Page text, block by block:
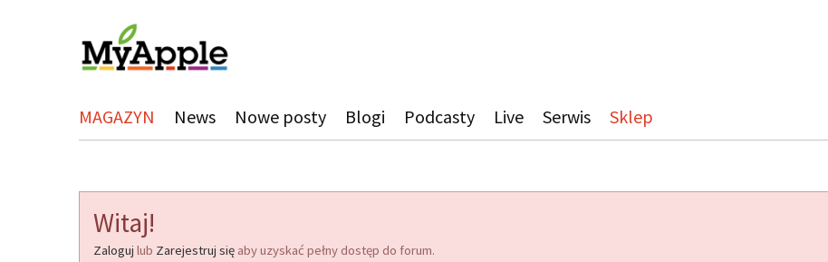
MAGAZYN News Nowe posty Blogi Podcasty Live Serwis Sklep
Witaj!
Zaloguj lub Zarejestruj się aby uzyskać pełny dostęp do forum.